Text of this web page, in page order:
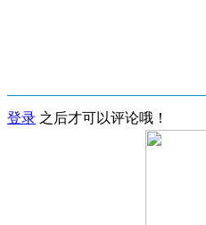
登录 之后才可以评论哦！